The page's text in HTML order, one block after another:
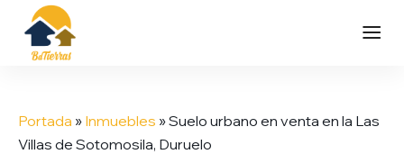
contenido
Portada » Inmuebles »Suelo urbano en venta en la Las
Villas de Sotomosila, Duruelo